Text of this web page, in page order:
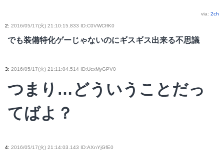
via: 2ch
2: 2016/05/17(火) 21:10:15.833 ID:C0VWCffK0
でも装備特化ゲーじゃないのにギスギス出来る不思議
3: 2016/05/17(火) 21:11:04.514 ID:UcxMyGPV0
つまり…どういうことだっ
てばよ？
4: 2016/05/17(火) 21:14:03.143 ID:AXnYjGfE0